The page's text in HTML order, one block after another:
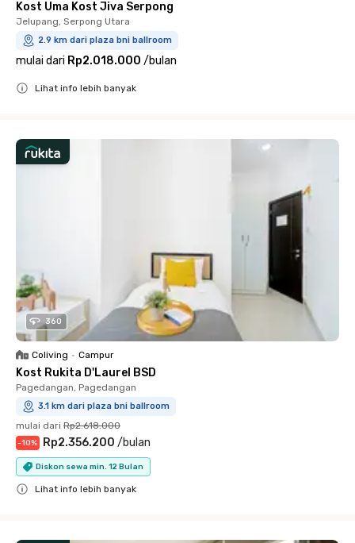
Kost Uma Kost Jiva Serpong
Jelupang, Serpong Utara
2.9 km dari plaza bni ballroom
mulai dari Rp2.018.000 /bulan
Lihat info lebih banyak
360
Coliving • Campur
Kost Rukita D'Laurel BSD
Pagedangan, Pagedangan
3.1 km dari plaza bni ballroom
mulai dari Rp2.618.000
-10% Rp2.356.200 /bulan
Diskon sewa min. 12 Bulan
Lihat info lebih banyak